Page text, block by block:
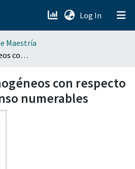
Log In (current)
Maestría
Continuos homogéneos con respecto a conjuntos denso numerables
con respecto
numerables